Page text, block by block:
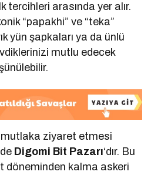
tercihleri arasında yer alır.
“papakhi” ve “teka”
yün şapkaları ya da ünlü
mutlu edecek
mutlaka ziyaret etmesi
Digomi Bit Pazarı‘dır. Bu
döneminden kalma askeri